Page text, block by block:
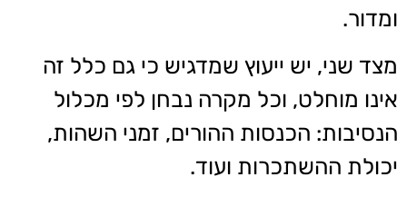
ומדור.
מצד שני, יש ייעוץ שמדגיש כי גם כלל זה
אינו מוחלט, וכל מקרה נבחן לפי מכלול
הנסיבות: הכנסות ההורים, זמני השהות,
יכולת ההשתכרות ועוד.